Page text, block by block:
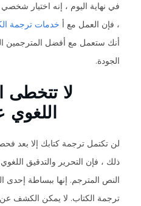
في نهاية اليوم ، إنه اختيار
، فإن العمل مع أخدمات ترجمة
أنك ستعمل مع أفضل المترجمين
الجودة.
لا تتخطى
اللغوي
لن تكتمل ترجمة كتابك إلا بعد
ذلك ، فإن التحرير والتدقيق
النص المترجم. إنها ببساطة إحدى
ترجمة الكتاب. لا يمكن الكشف عن